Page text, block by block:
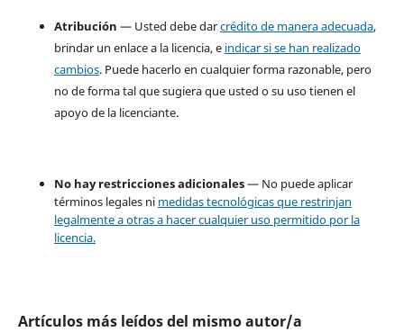
Atribución — Usted debe darcrédito de manera adecuada,
brindar un enlace a la licencia, e indicar si se han realizado
cambios. Puede hacerlo en cualquier forma razonable, pero
no de forma tal que sugiera que usted o su uso tienen el
apoyo de la licenciante.
No hay restricciones adicionales— No puede aplicar
términos legales ni medidas tecnológicas que restrinjan
legalmente a otras a hacer cualquier uso permitido por la
licencia.
Artículos más leídos del mismo autor/a